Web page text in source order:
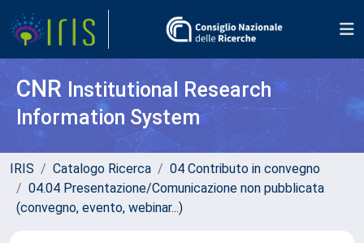
CNR Institutional Research
Information System
IRIS Catalogo Ricerca
04 Contributo in convegno
04.04 Presentazione/Comunicazione non pubblicata
(convegno, evento, webinar...)